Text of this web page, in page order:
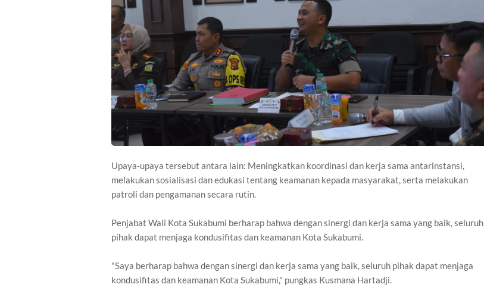
Upaya-upaya tersebut antara lain: Meningkatkan koordinasi dan kerja sama antarinstansi,
melakukan sosialisasi dan edukasi tentang keamanan kepada masyarakat, serta melakukan
patroli dan pengamanan secara rutin.
Penjabat Wali Kota Sukabumi berharap bahwa dengan sinergi dan kerja sama yang baik, seluruh
pihak dapat menjaga kondusifitas dan keamanan Kota Sukabumi.
"Saya berharap bahwa dengan sinergi dan kerja sama yang baik, seluruh pihak dapat menjaga
kondusifitas dan keamanan Kota Sukabumi," pungkas Kusmana Hartadji.